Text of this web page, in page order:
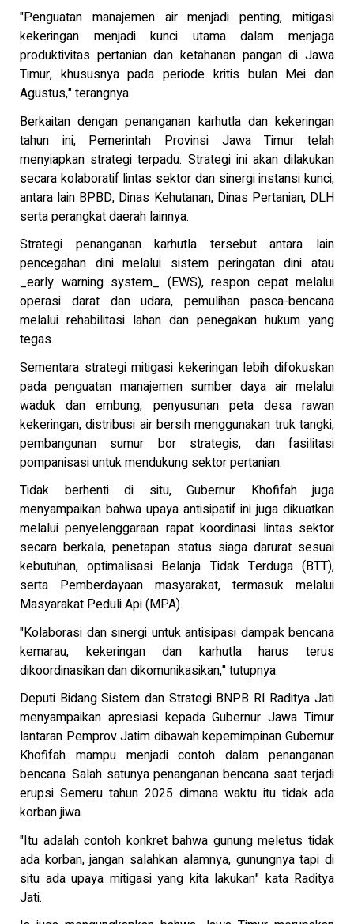
"Penguatan manajemen air menjadi penting, mitigasi
kekeringan menjadi kunci utama dalam menjaga
produktivitas pertanian dan ketahanan pangan di Jawa
Timur, khususnya pada periode kritis bulan Mei dan
Agustus," terangnya.
Berkaitan dengan penanganan karhutla dan kekeringan
tahun ini, Pemerintah Provinsi Jawa Timur telah
menyiapkan strategi terpadu. Strategi ini akan dilakukan
secara kolaboratif lintas sektor dan sinergi instansi kunci,
antara lain BPBD, Dinas Kehutanan, Dinas Pertanian, DLH
serta perangkat daerah lainnya.
Strategi penanganan karhutla tersebut antara lain
pencegahan dini melalui sistem peringatan dini atau
_early warning system_ (EWS), respon cepat melalui
operasi darat dan udara, pemulihan pasca-bencana
melalui rehabilitasi lahan dan penegakan hukum yang
tegas.
Sementara strategi mitigasi kekeringan lebih difokuskan
pada penguatan manajemen sumber daya air melalui
waduk dan embung, penyusunan peta desa rawan
kekeringan, distribusi air bersih menggunakan truk tangki,
pembangunan sumur bor strategis, dan fasilitasi
pompanisasi untuk mendukung sektor pertanian.
Tidak berhenti di situ, Gubernur Khofifah juga
menyampaikan bahwa upaya antisipatif ini juga dikuatkan
melalui penyelenggaraan rapat koordinasi lintas sektor
secara berkala, penetapan status siaga darurat sesuai
kebutuhan, optimalisasi Belanja Tidak Terduga (BTT),
serta Pemberdayaan masyarakat, termasuk melalui
Masyarakat Peduli Api (MPA).
"Kolaborasi dan sinergi untuk antisipasi dampak bencana
kemarau, kekeringan dan karhutla harus terus
dikoordinasikan dan dikomunikasikan," tutupnya.
Deputi Bidang Sistem dan Strategi BNPB RI Raditya Jati
menyampaikan apresiasi kepada Gubernur Jawa Timur
lantaran Pemprov Jatim dibawah kepemimpinan Gubernur
Khofifah mampu menjadi contoh dalam penanganan
bencana. Salah satunya penanganan bencana saat terjadi
erupsi Semeru tahun 2025 dimana waktu itu tidak ada
korban jiwa.
"Itu adalah contoh konkret bahwa gunung meletus tidak
ada korban, jangan salahkan alamnya, gunungnya tapi di
situ ada upaya mitigasi yang kita lakukan" kata Raditya
Jati.